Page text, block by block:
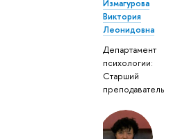
Измагурова
Виктория
Леонидовна
Департамент
психологии:
Старший
преподаватель